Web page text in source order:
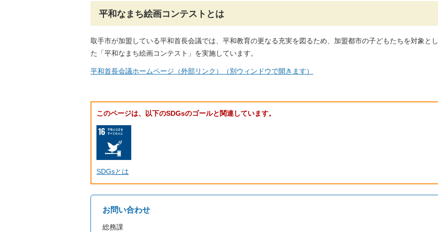
平和なまち絵画コンテストとは
取手市が加盟している平和首長会議では、平和教育の更なる充実を図るため、加盟都市の子どもたちを対象とし
た「平和なまち絵画コンテスト」を実施しています。
平和首長会議ホームページ（外部リンク）（別ウィンドウで開きます）
このページは、以下のSDGsのゴールと関連しています。
SDGsとは
お問い合わせ
総務課